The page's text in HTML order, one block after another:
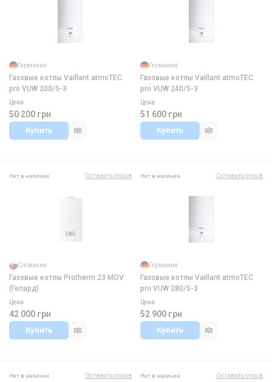
Германия
Газовые котлы Vaillant atmoTEC
pro VUW 200/5-3
Цена
50 200 грн
Купить
Германия
Газовые котлы Vaillant atmoTEC
pro VUW 240/5-3
Цена
51 600 грн
Купить
Нет в наличии Оставить отзыв
Словакия
Газовые котлы Protherm 23 MOV
(Гепард)
Цена
42 000 грн
Купить
Нет в наличии Оставить отзыв
Германия
Газовые котлы Vaillant atmoTEC
pro VUW 280/5-3
Цена
52 900 грн
Купить
Нет в наличии Оставить отзыв Нет в наличии Оставить отзыв